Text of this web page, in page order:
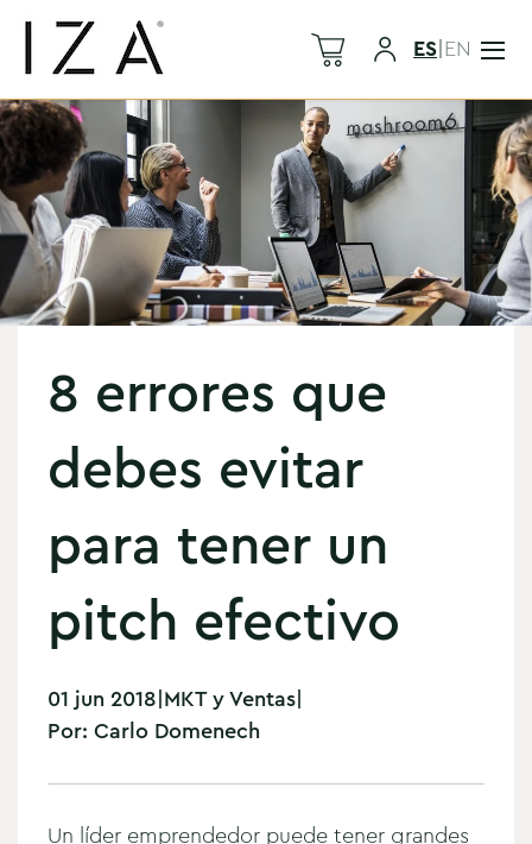
ES|EN
8 errores que
debes evitar
para tener un
pitch efectivo
01 jun 2018|MKT y Ventas|
Por: Carlo Domenech
Un líder emprendedor puede tener grandes